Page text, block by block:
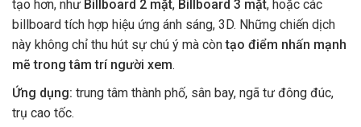
tạo hơn, như Billboard 2 mặt, Billboard 3 mặt, hoặc các
billboard tích hợp hiệu ứng ánh sáng, 3D. Những chiến dịch
này không chỉ thu hút sự chú ý mà còntạo điểm nhấn mạnh
mẽ trong tâm trí người xem.
Ứng dụng: trung tâm thành phố, sân bay, ngã tư đông đúc,
trụ cao tốc.